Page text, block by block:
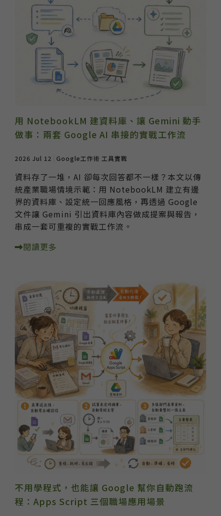
用 NotebookLM 建資料庫、讓 Gemini 動手
做事：兩套 Google AI 串接的實戰工作流
2026 Jul 12 Google工作術 工具實戰
資料存了一堆，AI 卻每次回答都不一樣？本文以傳
統產業職場情境示範：用 NotebookLM 建立有邊
界的資料庫、設定統一回應風格，再透過 Google
文件讓 Gemini 引出資料庫內容做成提案與報告，
串成一套可重複的實戰工作流。
閱讀更多
不用學程式，也能讓 Google 幫你自動跑流
程：Apps Script 三個職場應用場景